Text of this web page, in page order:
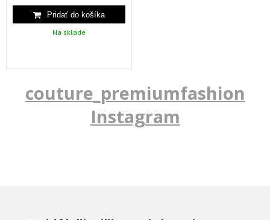
Na sklade
couture_premiumfashion
Instagram